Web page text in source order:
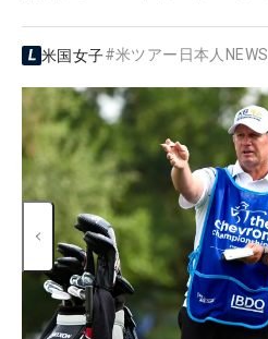
米国女子#米ツアー日本人NEWS